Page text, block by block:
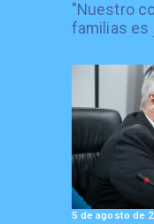
"Nuestro
familias es
5 de agosto de